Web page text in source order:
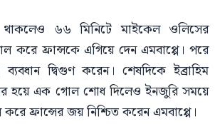
থাকলেও ৬৬ মিনিটে মাইকেল ওলিসের
করে ফ্রান্সকে এগিয়ে দেন এমবাপ্পে। পরে
ব্যবধান দ্বিগুণ করেন। শেষদিকে ইব্রাহিম
হয়ে এক গোল শোধ দিলেও ইনজুরি সময়ে
ফ্রান্সের জয় নিশ্চিত করেন এমবাপ্পে।